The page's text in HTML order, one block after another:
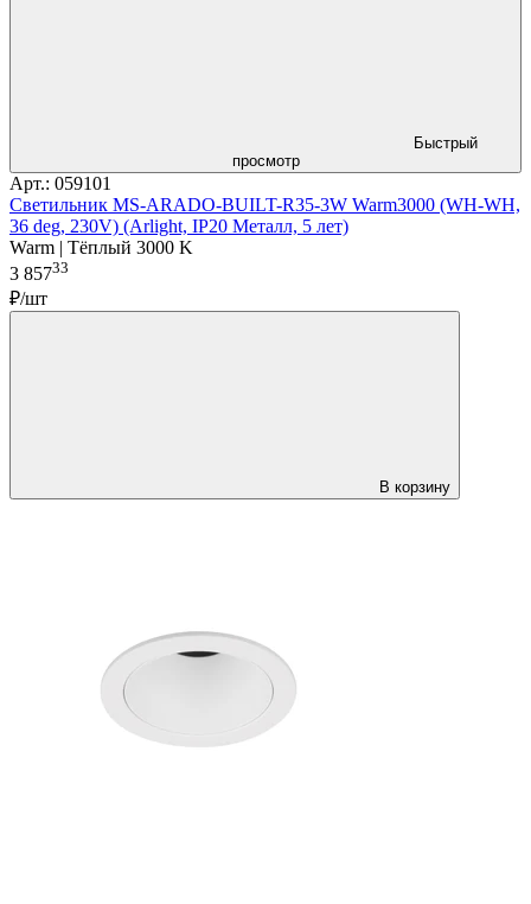
Быстрый
просмотр
Арт.: 059101
Светильник MS-ARADO-BUILT-R35-3W Warm3000 (WH-WH,
36 deg, 230V) (Arlight, IP20 Металл, 5 лет)
Warm | Тёплый 3000 K
3 85733
₽/шт
В корзину